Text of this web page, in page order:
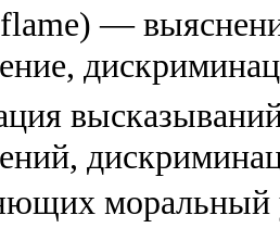
—
моральный